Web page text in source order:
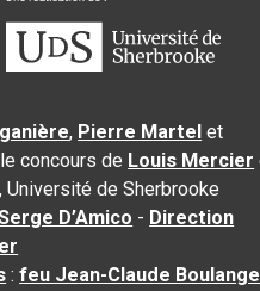
, Pierre Martel et
concours de Louis Mercier
Université de Sherbrooke
D’Amico - Direction
:feu Jean-Claude